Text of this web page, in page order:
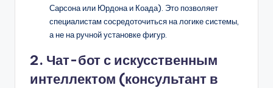
Сарсона или Юрдона и Коада). Это позволяет
специалистам сосредоточиться на логике системы,
а не на ручной установке фигур.
2. Чат-бот с искусственным
интеллектом (консультант в